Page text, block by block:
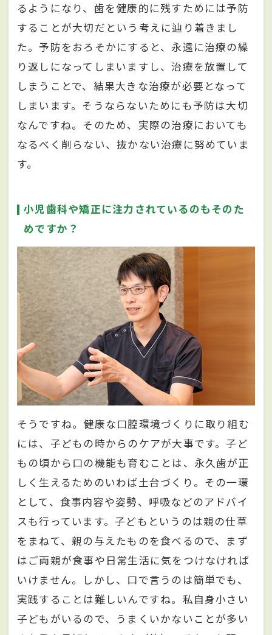
るようになり、歯を健康的に残すためには予防
することが大切だという考えに辿り着きまし
た。予防をおろそかにすると、永遠に治療の繰
り返しになってしまいますし、治療を放置して
しまうことで、結果大きな治療が必要となって
しまいます。そうならないためにも予防は大切
なんですね。そのため、実際の治療においても
なるべく削らない、抜かない治療に努めていま
す。
小児歯科や矯正に注力されているのもそのた
めですか？
そうですね。健康な口腔環境づくりに取り組む
には、子どもの時からのケアが大事です。子ど
もの頃から口の機能も育むことは、永久歯が正
しく生えるためのいわば土台づくり。その一環
として、食事内容や姿勢、呼吸などのアドバイ
スも行っています。子どもというのは親の仕草
をまねて、親の与えたものを食べるので、まず
はご両親が食事や日常生活に気をつけなければ
いけません。しかし、口で言うのは簡単でも、
実践することは難しいんですね。私自身小さい
子どもがいるので、うまくいかないことが多い